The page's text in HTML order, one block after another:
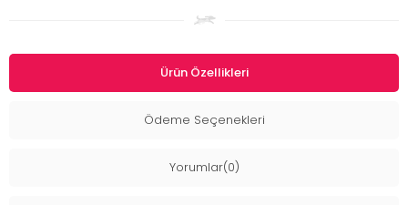
Ürün Özellikleri
Ödeme Seçenekleri
Yorumlar(0)